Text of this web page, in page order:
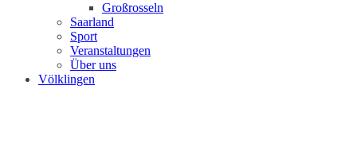
Großrosseln
Saarland
Sport
Veranstaltungen
Über uns
Völklingen